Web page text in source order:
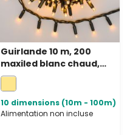
Guirlande 10 m, 200
maxiled blanc chaud,
câble vert,
prolongeable, IP67
10 dimensions (10m - 100m)
Alimentation non incluse